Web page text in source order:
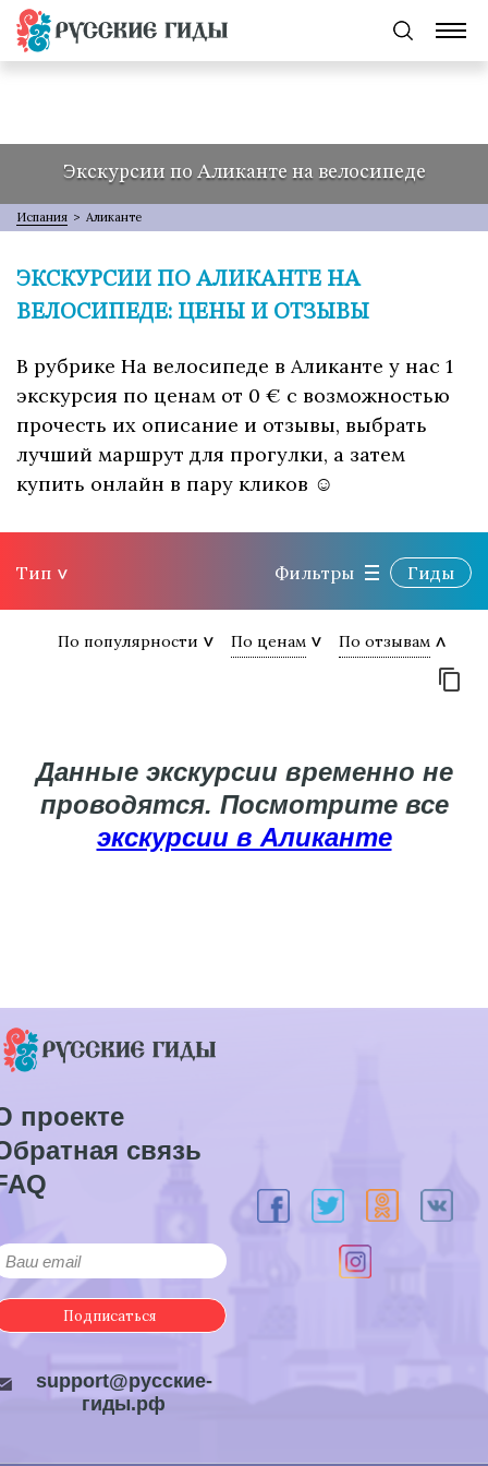
Экскурсии по Аликанте на велосипеде
Испания > Аликанте
ЭКСКУРСИИ ПО АЛИКАНТЕ НА
ВЕЛОСИПЕДЕ: ЦЕНЫ И ОТЗЫВЫ
В рубрике На велосипеде в Аликанте у нас 1
экскурсия по ценам от 0 € с возможностью
прочесть их описание и отзывы, выбрать
лучший маршрут для прогулки, а затем
купить онлайн в пару кликов ☺
Тип Фильтры Гиды
По популярности По ценам По отзывам
Данные экскурсии временно не
проводятся. Посмотрите все
экскурсии в Аликанте
проекте
связь
Подписаться
support@русские-
гиды.рф